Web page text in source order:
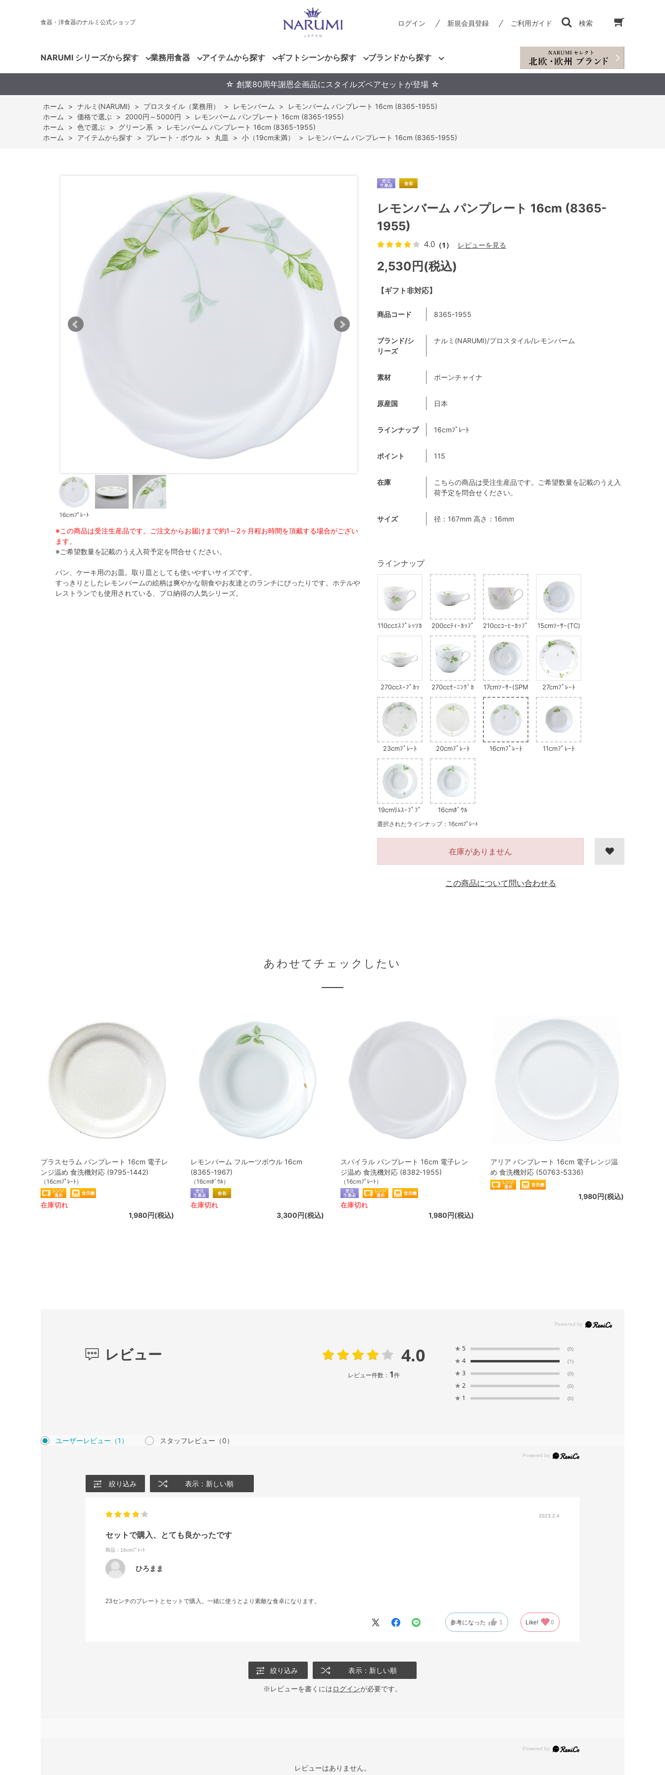
食器・洋食器のナルミ公式ショップ ログイン 新規会員登録 ご利用ガイド 検索
NARUMI シリーズから探す 業務用食器 アイテムから探す ギフトシーンから探す ブランドから探す
☆ 創業80周年謝恩企画品にスタイルズペアセットが登場 ☆
ホーム > ナルミ(NARUMI) > プロスタイル（業務用） > レモンバーム >
レモンバーム パンプレート 16cm (8365-1955)
ホーム
> 価格で選ぶ > 2000円～5000円 >
レモンバーム パンプレート 16cm (8365-1955)
ホーム
> 色で選ぶ > グリーン系 >
レモンバーム パンプレート 16cm (8365-1955)
ホーム
> アイテムから探す > プレート・ボウル > 丸皿 > 小（19cm未満） > レモンバーム パンプレート 16cm (8365-1955)
16cmﾌﾟﾚｰﾄ
※この商品は受注生産品です。ご注文からお届けまで約1～2ヶ月程お時間を頂戴する場合がござい
ます。
※ご希望数量を記載のうえ入荷予定を問合せください。
パン、ケーキ用のお皿。取り皿としても使いやすいサイズです。
すっきりとしたレモンバームの絵柄は爽やかな朝食やお友達とのランチにぴったりです。ホテルや
レストランでも使用されている、プロ納得の人気シリーズ。
【ギフト非対応】
レモンバーム パンプレート 16cm (8365-
1955)
4.0 （1） レビューを見る
2,530円(税込)
商品コード 8365-1955
ブランド/シ
リーズ
ナルミ(NARUMI)/プロスタイル/レモンバーム
素材 ボーンチャイナ
原産国 日本
ラインナップ 16cmﾌﾟﾚｰﾄ
ポイント 115
在庫
こちらの商品は受注生産品です。ご希望数量を記載のうえ入
荷予定を問合せください。
サイズ 径：167mm 高さ：16mm
ラインナップ
110ccｴｽﾌﾟﾚｯｿｶ
200ccﾃｨｰｶｯﾌﾟ 210ccｺｰﾋｰｶｯﾌﾟ 15cmｿｰｻｰ(TC)
270ccｽｰﾌﾟｶｯ
ﾌﾟ
270ccﾓｰﾆﾝｸﾞｶ
ｯﾌﾟ
17cmｿｰｻｰ(SPM
G)
27cmﾌﾟﾚｰﾄ
23cmﾌﾟﾚｰﾄ 20cmﾌﾟﾚｰﾄ 16cmﾌﾟﾚｰﾄ 11cmﾌﾟﾚｰﾄ
19cmﾘﾑｽｰﾌﾟﾌﾟ
16cmﾎﾞｳﾙ
選択されたラインナップ：16cmﾌﾟﾚｰﾄ
在庫がありません
この商品について問い合わせる
あわせてチェックしたい
プラスセラム パンプレート 16cm 電子レ
ンジ温め 食洗機対応 (9795-1442)
（16cmﾌﾟﾚｰﾄ）
在庫切れ
1,980円(税込)
レモンバーム フルーツボウル 16cm
(8365-1967)
（16cmﾎﾞｳﾙ）
在庫切れ
3,300円(税込)
スパイラル パンプレート 16cm 電子レン
ジ温め 食洗機対応 (8382-1955)
（16cmﾌﾟﾚｰﾄ）
在庫切れ
1,980円(税込)
アリア パンプレート 16cm 電子レンジ温
め 食洗機対応 (50763-5336)
1,980円(税込)
レビュー 4.0
レビュー件数： 1件
★ 5 (0)
★ 4 (1)
★ 3 (0)
★ 2 (0)
★ 1 (0)
ユーザーレビュー （1） スタッフレビュー （0）
絞り込み 表示：新しい順
2023.2.4
セットで購入、とても良かったです
商品：16cmﾌﾟﾚｰﾄ
ひろまま
23センチのプレートとセットで購入。一緒に使うとより素敵な食卓になります。
参考になった 1 Like! 0
絞り込み 表示：新しい順
※レビューを書くにはログインが必要です。
レビューはありません。